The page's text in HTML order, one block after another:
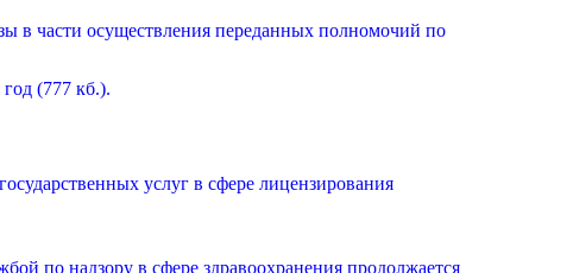
в части осуществления переданных полномочий по
(777 кб.).
услуг в сфере лицензирования
по надзору в сфере здравоохранения продолжается